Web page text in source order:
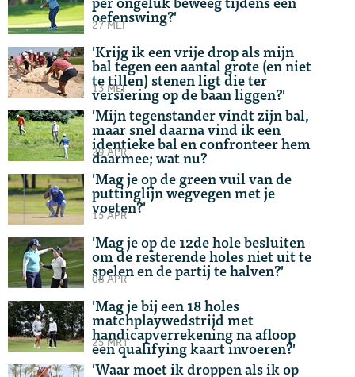
oefenswing?'
27 MEI
'Krijg ik een vrije drop als mijn
bal tegen een aantal grote (en niet
te tillen) stenen ligt die ter
versiering op de baan liggen?'
13 MEI
'Mijn tegenstander vindt zijn bal,
maar snel daarna vind ik een
identieke bal en confronteer hem
daarmee; wat nu?
29 APR
'Mag je op de green vuil van de
puttinglijn wegvegen met je
voeten?'
15 APR
'Mag je op de 12de hole besluiten
om de resterende holes niet uit te
spelen en de partij te halven?'
08 APR
'Mag je bij een 18 holes
matchplaywedstrijd met
handicapverrekening na afloop
een qualifying kaart invoeren?'
25 MRT
'Waar moet ik droppen als ik op